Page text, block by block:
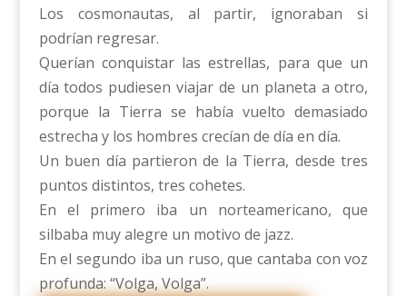
Los cosmonautas, al partir, ignoraban si
podrían regresar.
Querían conquistar las estrellas, para que un
día todos pudiesen viajar de un planeta a otro,
porque la Tierra se había vuelto demasiado
estrecha y los hombres crecían de día en día.
Un buen día partieron de la Tierra, desde tres
puntos distintos, tres cohetes.
En el primero iba un norteamericano, que
silbaba muy alegre un motivo de jazz.
En el segundo iba un ruso, que cantaba con voz
profunda: “Volga, Volga”.